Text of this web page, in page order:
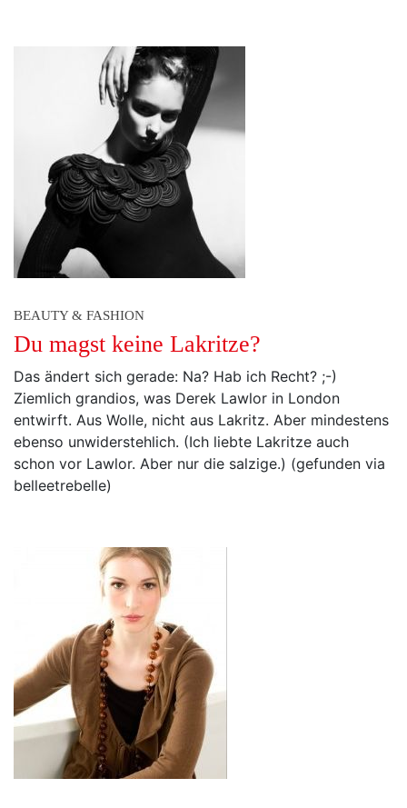
BEAUTY & FASHION
Du magst keine Lakritze?
Das ändert sich gerade: Na? Hab ich Recht? ;-)
Ziemlich grandios, was Derek Lawlor in London
entwirft. Aus Wolle, nicht aus Lakritz. Aber mindestens
ebenso unwiderstehlich. (Ich liebte Lakritze auch
schon vor Lawlor. Aber nur die salzige.) (gefunden via
belleetrebelle)